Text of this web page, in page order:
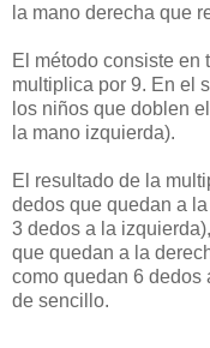
la mano derecha que
El método consiste en
multiplica por 9. En el
los niños que doblen
la mano izquierda).
El resultado de la
dedos que quedan a
3 dedos a la
que quedan a la
como quedan 6 dedos
de sencillo.